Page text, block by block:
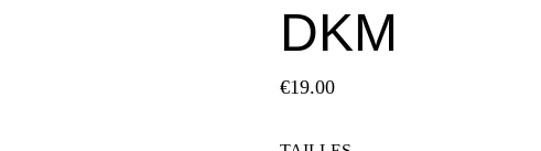
DKM
€19.00